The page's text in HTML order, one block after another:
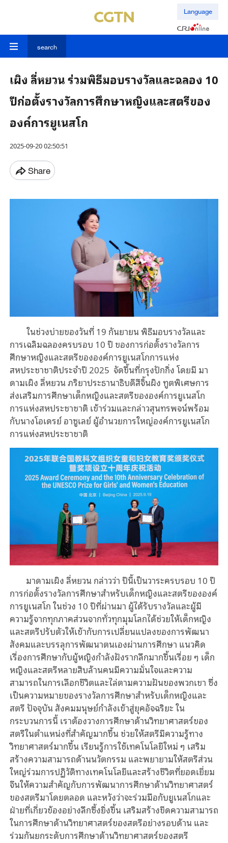
Language
search
เผิง ลี่หยวน ร่วมพิธีมอบรางวัลและฉลอง 10
ปีก่อตั้งรางวัลการศึกษาหญิงและสตรีของ
องค์การยูเนสโก
2025-09-20 02:50:51
Share
ในช่วงบ่ายของวันที่ 19 กันยายน พิธีมอบรางวัลและ
การเฉลิมฉลองครบรอบ 10 ปี ของการก่อตั้งรางวัลการ
ศึกษาหญิงและสตรีขององค์การยูเนสโกการแห่ง
สหประชาชาติประจำปี 2025 จัดขึ้นที่กรุงปักกิ่ง โดยมี มา
ดามเผิง ลี่หยวน ภริยาประธานาธิบดีสีจิ้นผิง ทูตพิเศษการ
ส่งเสริมการศึกษาเด็กหญิงและสตรีขององค์การยูเนสโก
การแห่งสหประชาชาติ เข้าร่วมและกล่าวสุนทรพจน์พร้อม
กับนางโอเดรย์ อาซูเลย์ ผู้อํานวยการใหญ่องค์การยูเนสโก
การแห่งสหประชาชาติ
มาดามเผิง ลี่หยวน กล่าวว่า ปีนี้เป็นวาระครบรอบ 10 ปี
การก่อตั้งรางวัลการศึกษาสำหรับเด็กหญิงและสตรีขององค์
การยูเนสโก ในช่วง 10 ปีที่ผ่านมา ผู้ได้รับรางวัลและผู้มี
ความรู้จากทุกภาคส่วนจากทั่วทุกมุมโลกได้ช่วยให้เด็กหญิง
และสตรีปรับตัวให้เข้ากับการเปลี่ยนแปลงของการพัฒนา
สังคมและบรรลุการพัฒนาตนเองผ่านการศึกษา แนวคิด
เรื่องการศึกษากับผู้หญิงกำลังฝังรากลึกมากขึ้นเรื่อย ๆ เด็ก
หญิงและสตรีหลายสิบล้านคนมีความมั่นใจและความ
สามารถในการเลือกชีวิตและไล่ตามความฝันของพวกเขา ซึ่ง
เป็นความหมายของรางวัลการศึกษาสำหรับเด็กหญิงและ
สตรี ปัจจุบัน สังคมมนุษย์กําลังเข้าสู่ยุคอัจฉริยะ ใน
กระบวนการนี้ เราต้องวางการศึกษาด้านวิทยาศาสตร์ของ
สตรีในตําแหน่งที่สําคัญมากขึ้น ช่วยให้สตรีมีความรู้ทาง
วิทยาศาสตร์มากขึ้น เรียนรู้การใช้เทคโนโลยีใหม่ ๆ เสริม
สร้างความสามารถด้านนวัตกรรม และพยายามให้สตรีส่วน
ใหญ่ร่วมการปฏิวัติทางเทคโนโลยีและสร้างชีวิตที่ยอดเยี่ยม
จีนให้ความสําคัญกับการพัฒนาการศึกษาด้านวิทยาศาสตร์
ของสตรีมาโดยตลอด และหวังว่าจะร่วมมือกับยูเนสโกและ
ฝ่ายที่เกี่ยวข้องอย่างลึกซึ้งยิ่งขึ้น เสริมสร้างขีดความสามารถ
ในการศึกษาด้านวิทยาศาสตร์ของสตรีอย่างรอบด้าน และ
ร่วมกันยกระดับการศึกษาด้านวิทยาศาสตร์ของสตรี